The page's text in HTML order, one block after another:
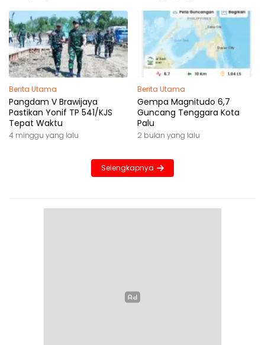
Berita Utama
Pangdam V Brawijaya
Pastikan Yonif TP 541/KJS
Tepat Waktu
4 minggu yang lalu
Berita Utama
Gempa Magnitudo 6,7
Guncang Tenggara Kota
Palu
2 bulan yang lalu
Selengkapnya